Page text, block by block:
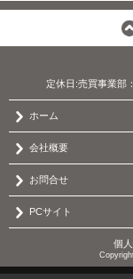
定休日:売買事業部
ホーム
会社概要
お問合せ
PCサイト
個